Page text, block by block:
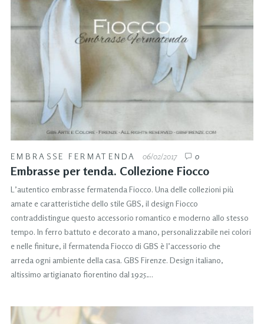
EMBRASSE FERMATENDA 06/02/2017 0
Embrasse per tenda. Collezione Fiocco
L’autentico embrasse fermatenda Fiocco. Una delle collezioni più
amate e caratteristiche dello stile GBS, il design Fiocco
contraddistingue questo accessorio romantico e moderno allo stesso
tempo. In ferro battuto e decorato a mano, personalizzabile nei colori
e nelle finiture, il fermatenda Fiocco di GBS è l’accessorio che
arreda ogni ambiente della casa. GBS Firenze. Design italiano,
altissimo artigianato fiorentino dal 1925….